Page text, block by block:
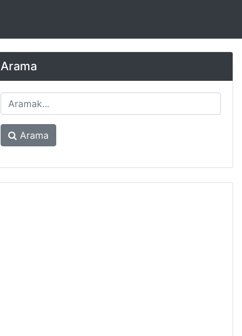
Arama
Arama